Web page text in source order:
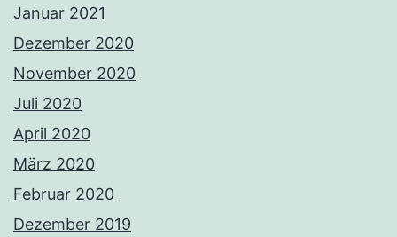
Januar 2021
Dezember 2020
November 2020
Juli 2020
April 2020
März 2020
Februar 2020
Dezember 2019